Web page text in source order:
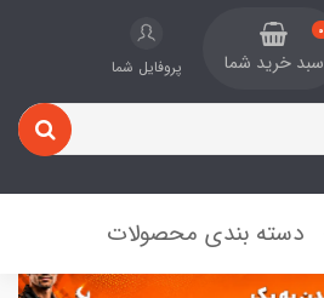
0
سبد خرید شما پروفایل شما
دسته بندی محصولات